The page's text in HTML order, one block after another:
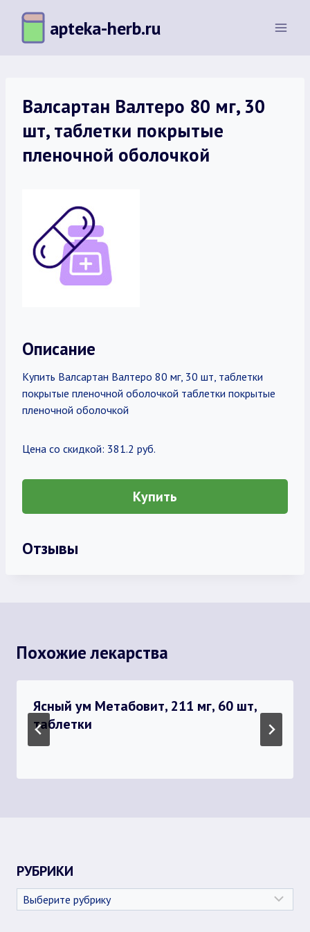
Перейти
содержимому
apteka-herb.ru
Валсартан Валтеро 80 мг, 30
шт, таблетки покрытые
пленочной оболочкой
Описание
Купить Валсартан Валтеро 80 мг, 30 шт, таблетки
покрытые пленочной оболочкой таблетки покрытые
пленочной оболочкой
Цена со скидкой: 381.2 руб.
Купить
Отзывы
Похожие лекарства
Ясный ум Метабовит, 211 мг, 60 шт,
таблетки
РУБРИКИ
Рубрики